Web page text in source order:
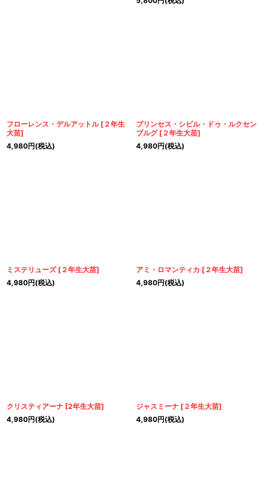
フローレンス・デルアットル [ ２年生
大苗]
4,980円(税込)
プリンセス・シビル・ドゥ・ルクセン
ブルグ [ ２年生大苗]
4,980円(税込)
ミステリューズ [ ２年生大苗]
4,980円(税込)
アミ・ロマンティカ [ ２年生大苗]
4,980円(税込)
クリスティアーナ [2年生大苗]
4,980円(税込)
ジャスミーナ [ ２年生大苗]
4,980円(税込)